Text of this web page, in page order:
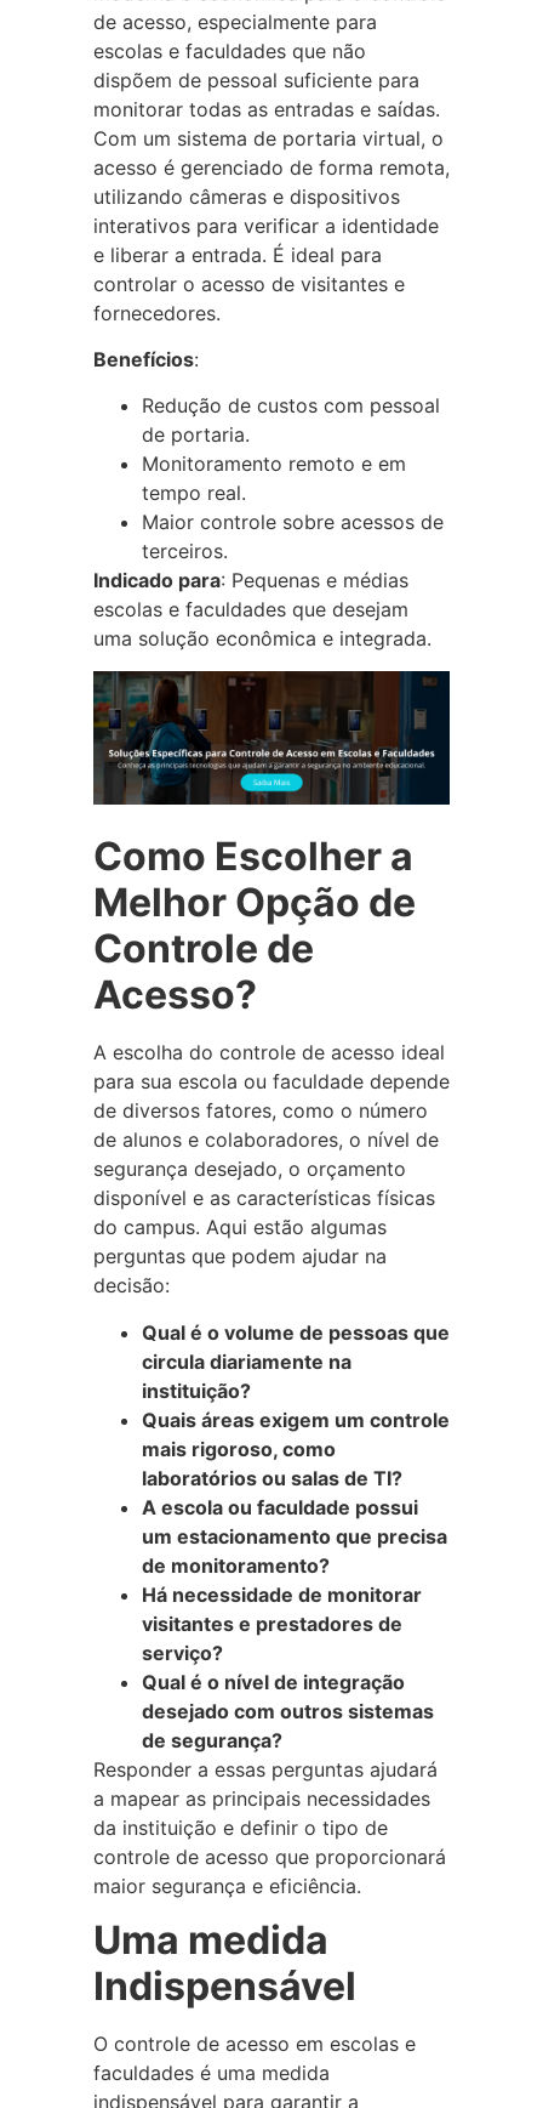
de acesso, especialmente para
escolas e faculdades que não
dispõem de pessoal suficiente para
monitorar todas as entradas e saídas.
Com um sistema de portaria virtual, o
acesso é gerenciado de forma remota,
utilizando câmeras e dispositivos
interativos para verificar a identidade
e liberar a entrada. É ideal para
controlar o acesso de visitantes e
fornecedores.
Benefícios:
Redução de custos com pessoal
de portaria.
Monitoramento remoto e em
tempo real.
Maior controle sobre acessos de
terceiros.
Indicado para: Pequenas e médias
escolas e faculdades que desejam
uma solução econômica e integrada.
Como Escolher a
Melhor Opção de
Controle de
Acesso?
A escolha do controle de acesso ideal
para sua escola ou faculdade depende
de diversos fatores, como o número
de alunos e colaboradores, o nível de
segurança desejado, o orçamento
disponível e as características físicas
do campus. Aqui estão algumas
perguntas que podem ajudar na
decisão:
Qual é o volume de pessoas que
circula diariamente na
instituição?
Quais áreas exigem um controle
mais rigoroso, como
laboratórios ou salas de TI?
A escola ou faculdade possui
um estacionamento que precisa
de monitoramento?
Há necessidade de monitorar
visitantes e prestadores de
serviço?
Qual é o nível de integração
desejado com outros sistemas
de segurança?
Responder a essas perguntas ajudará
a mapear as principais necessidades
da instituição e definir o tipo de
controle de acesso que proporcionará
maior segurança e eficiência.
Uma medida
Indispensável
O controle de acesso em escolas e
faculdades é uma medida
indispensável para garantir a